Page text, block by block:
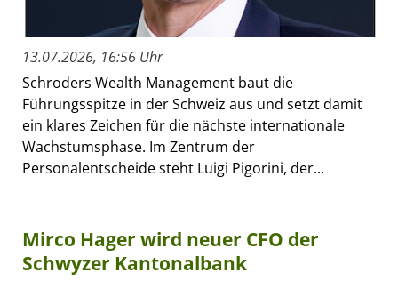
13.07.2026, 16:56 Uhr
Schroders Wealth Management baut die
Führungsspitze in der Schweiz aus und setzt damit
ein klares Zeichen für die nächste internationale
Wachstumsphase. Im Zentrum der
Personalentscheide steht Luigi Pigorini, der...
Mirco Hager wird neuer CFO der
Schwyzer Kantonalbank